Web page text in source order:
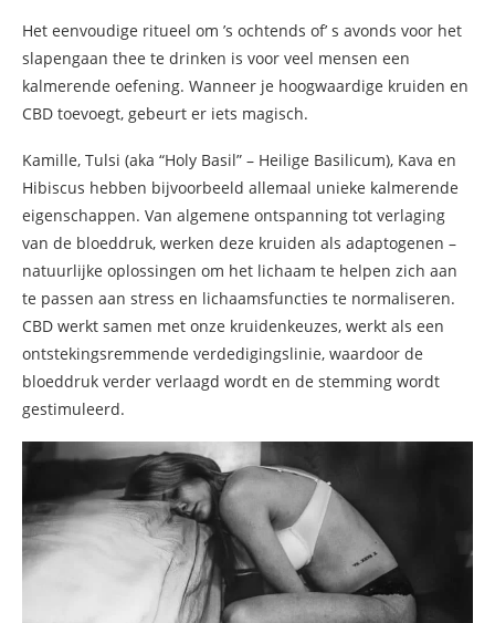
Het eenvoudige ritueel om ’s ochtends of’ s avonds voor het
slapengaan thee te drinken is voor veel mensen een
kalmerende oefening. Wanneer je hoogwaardige kruiden en
CBD toevoegt, gebeurt er iets magisch.
Kamille, Tulsi (aka “Holy Basil” – Heilige Basilicum), Kava en
Hibiscus hebben bijvoorbeeld allemaal unieke kalmerende
eigenschappen. Van algemene ontspanning tot verlaging
van de bloeddruk, werken deze kruiden als adaptogenen –
natuurlijke oplossingen om het lichaam te helpen zich aan
te passen aan stress en lichaamsfuncties te normaliseren.
CBD werkt samen met onze kruidenkeuzes, werkt als een
ontstekingsremmende verdedigingslinie, waardoor de
bloeddruk verder verlaagd wordt en de stemming wordt
gestimuleerd.